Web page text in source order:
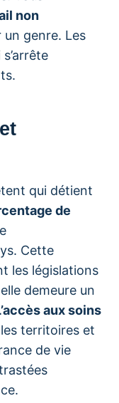
non
un genre. Les
qui détient
de
Cette
les législations
demeure un
aux soins
territoires et
de vie